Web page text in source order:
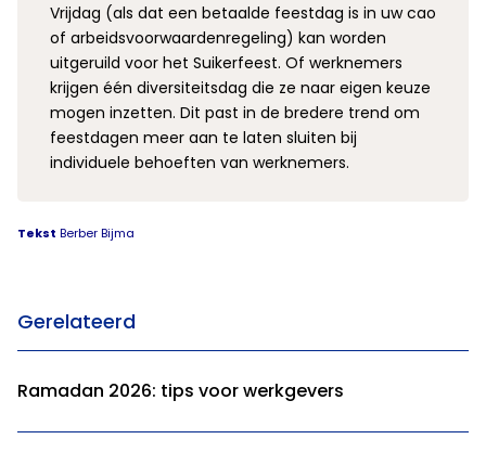
Vrijdag (als dat een betaalde feestdag is in uw cao
of arbeidsvoorwaardenregeling) kan worden
uitgeruild voor het Suikerfeest. Of werknemers
krijgen één diversiteitsdag die ze naar eigen keuze
mogen inzetten. Dit past in de bredere trend om
feestdagen meer aan te laten sluiten bij
individuele behoeften van werknemers.
Tekst Berber Bijma
Gerelateerd
Ramadan 2026: tips voor werkgevers